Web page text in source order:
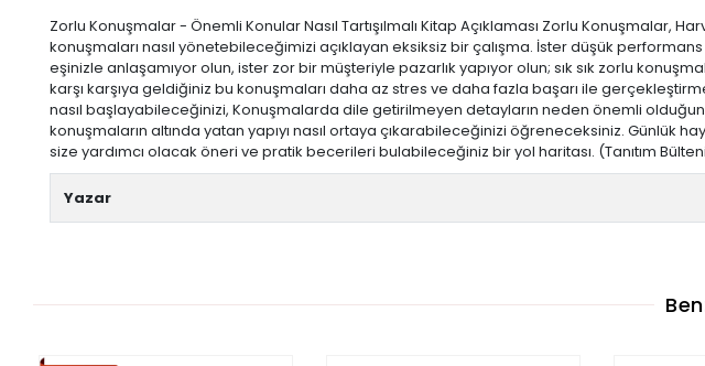
Zorlu Konuşmalar - Önemli Konular Nasıl Tartışılmalı Kitap Açıklaması Zorlu Konuşmalar,
konuşmaları nasıl yönetebileceğimizi açıklayan eksiksiz bir çalışma. İster düşük
eşinizle anlaşamıyor olun, ister zor bir müşteriyle pazarlık yapıyor olun; sık sık zorlu
karşı karşıya geldiğiniz bu konuşmaları daha az stres ve daha fazla başarı ile
nasıl başlayabileceğinizi, Konuşmalarda dile getirilmeyen detayların neden önemli
konuşmaların altında yatan yapıyı nasıl ortaya çıkarabileceğinizi öğreneceksiniz. Günlük
size yardımcı olacak öneri ve pratik becerileri bulabileceğiniz bir yol haritası. (Tanıtım
Yazar